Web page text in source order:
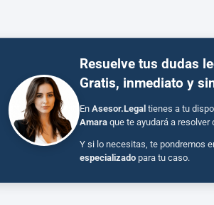
Resuelve tus dudas
Gratis, inmediato y
En Asesor.Legal tienes a tu
Amara que te ayudará a
Y si lo necesitas, te pondremos
especializado para tu caso.